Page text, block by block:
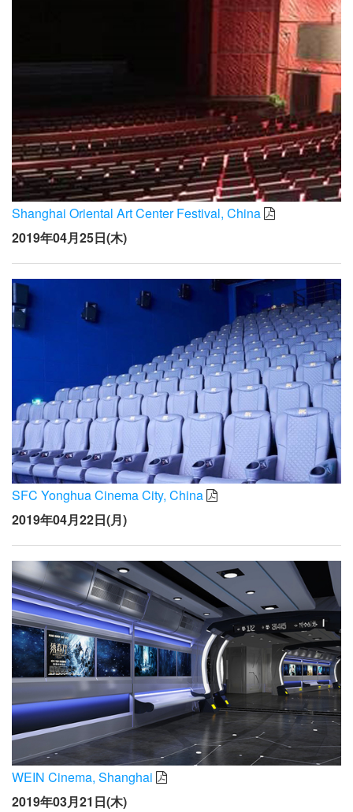
Shanghai Oriental Art Center Festival, China
2019年04月25日(木)
SFC Yonghua Cinema City, China
2019年04月22日(月)
WEIN Cinema, Shanghai
2019年03月21日(木)